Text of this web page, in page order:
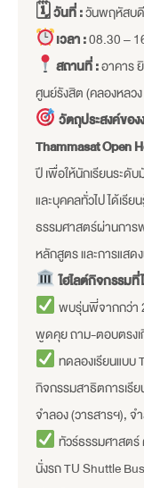
🗓 วันที่ :วันพฤหัสบ
เวลา :08.30 –
สถานที่ :อาคาร
ศูนย์รังสิต (คลองหลว
วัตถุประสงค์ของ
Thammasat Open
ปี เพื่อให้นักเรียนระดั
และบุคคลทั่วไป ได้เรี
ธรรมศาสตร์ผ่านการ
หลักสูตร และการแสด
ไฮไลต์กิจกรรม
พบรุ่นพี่จากกว่า
พูดคุย ถาม-ตอบตรงเ
ทดลองเรียนแบบ
กิจกรรมสาธิตการเรี
จำลอง (วารสารฯ),
ทัวร์ธรรมศาสตร์
นั่งรถ TU Shuttle